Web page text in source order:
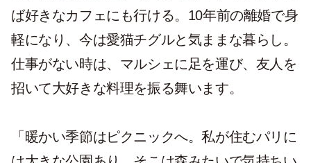
ば好きなカフェにも行ける。10年前の離婚で身
軽になり、今は愛猫チグルと気ままな暮らし。
仕事がない時は、マルシェに足を運び、友人を
招いて大好きな料理を振る舞います。
「暖かい季節はピクニックへ。私が住むパリに